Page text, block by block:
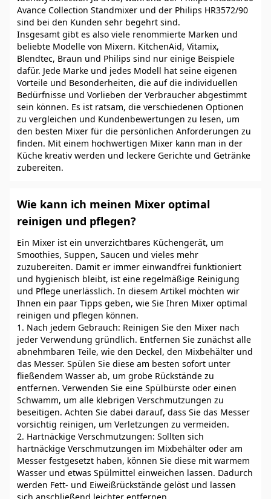
Avance Collection Standmixer und der Philips HR3572/90
sind bei den Kunden sehr begehrt sind.
Insgesamt gibt es also viele renommierte Marken und
beliebte Modelle von Mixern. KitchenAid, Vitamix,
Blendtec, Braun und Philips sind nur einige Beispiele
dafür. Jede Marke und jedes Modell hat seine eigenen
Vorteile und Besonderheiten, die auf die individuellen
Bedürfnisse und Vorlieben der Verbraucher abgestimmt
sein können. Es ist ratsam, die verschiedenen Optionen
zu vergleichen und Kundenbewertungen zu lesen, um
den besten Mixer für die persönlichen Anforderungen zu
finden. Mit einem hochwertigen Mixer kann man in der
Küche kreativ werden und leckere Gerichte und Getränke
zubereiten.
Wie kann ich meinen Mixer optimal
reinigen und pflegen?
Ein Mixer ist ein unverzichtbares Küchengerät, um
Smoothies, Suppen, Saucen und vieles mehr
zuzubereiten. Damit er immer einwandfrei funktioniert
und hygienisch bleibt, ist eine regelmäßige Reinigung
und Pflege unerlässlich. In diesem Artikel möchten wir
Ihnen ein paar Tipps geben, wie Sie Ihren Mixer optimal
reinigen und pflegen können.
1. Nach jedem Gebrauch: Reinigen Sie den Mixer nach
jeder Verwendung gründlich. Entfernen Sie zunächst alle
abnehmbaren Teile, wie den Deckel, den Mixbehälter und
das Messer. Spülen Sie diese am besten sofort unter
fließendem Wasser ab, um grobe Rückstände zu
entfernen. Verwenden Sie eine Spülbürste oder einen
Schwamm, um alle klebrigen Verschmutzungen zu
beseitigen. Achten Sie dabei darauf, dass Sie das Messer
vorsichtig reinigen, um Verletzungen zu vermeiden.
2. Hartnäckige Verschmutzungen: Sollten sich
hartnäckige Verschmutzungen im Mixbehälter oder am
Messer festgesetzt haben, können Sie diese mit warmem
Wasser und etwas Spülmittel einweichen lassen. Dadurch
werden Fett- und Eiweißrückstände gelöst und lassen